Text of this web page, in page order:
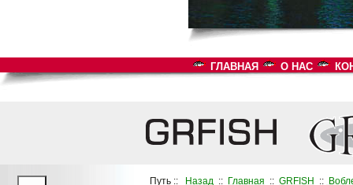
ГЛАВНАЯ О НАС
Путь :: Назад :: Главная :: GRFISH ::